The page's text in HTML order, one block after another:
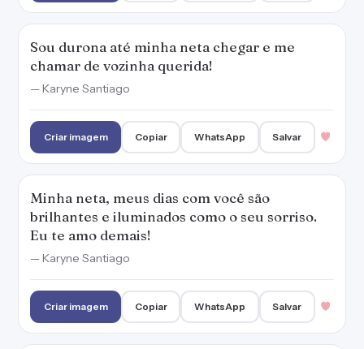
Sou durona até minha neta chegar e me
chamar de vozinha querida!
— Karyne Santiago
Criar imagem Copiar WhatsApp Salvar
Minha neta, meus dias com você são
brilhantes e iluminados como o seu sorriso.
Eu te amo demais!
— Karyne Santiago
Criar imagem Copiar WhatsApp Salvar